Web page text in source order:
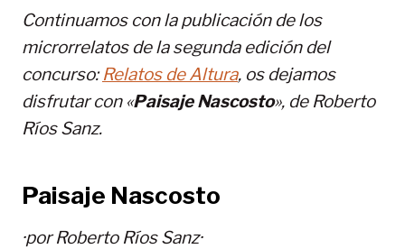
Continuamos con la publicación de los
microrrelatos de la segunda edición del
concurso:Relatos de Altura, os dejamos
disfrutar con «Paisaje Nascosto», de Roberto
Ríos Sanz.
Paisaje Nascosto
·por Roberto Ríos Sanz·